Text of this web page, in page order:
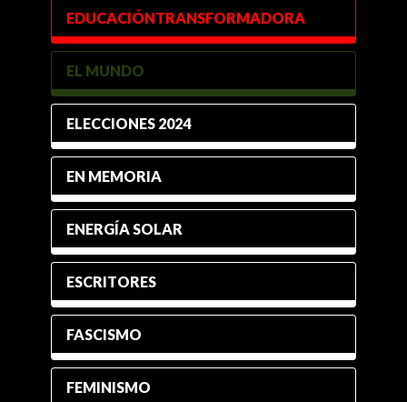
EDUCACIÓNTRANSFORMADORA
EL MUNDO
ELECCIONES 2024
EN MEMORIA
ENERGÍA SOLAR
ESCRITORES
FASCISMO
FEMINISMO